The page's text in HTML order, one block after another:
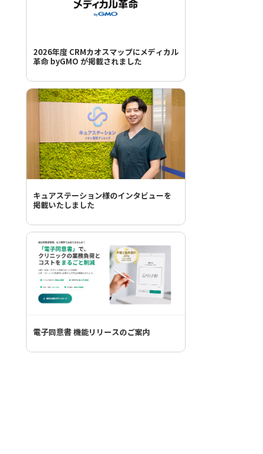
2026年度 CRMカオスマップにメディカル
革命 byGMO が掲載されました
キュアステーション様のインタビューを
掲載いたしました
電子同意書 機能リリースのご案内